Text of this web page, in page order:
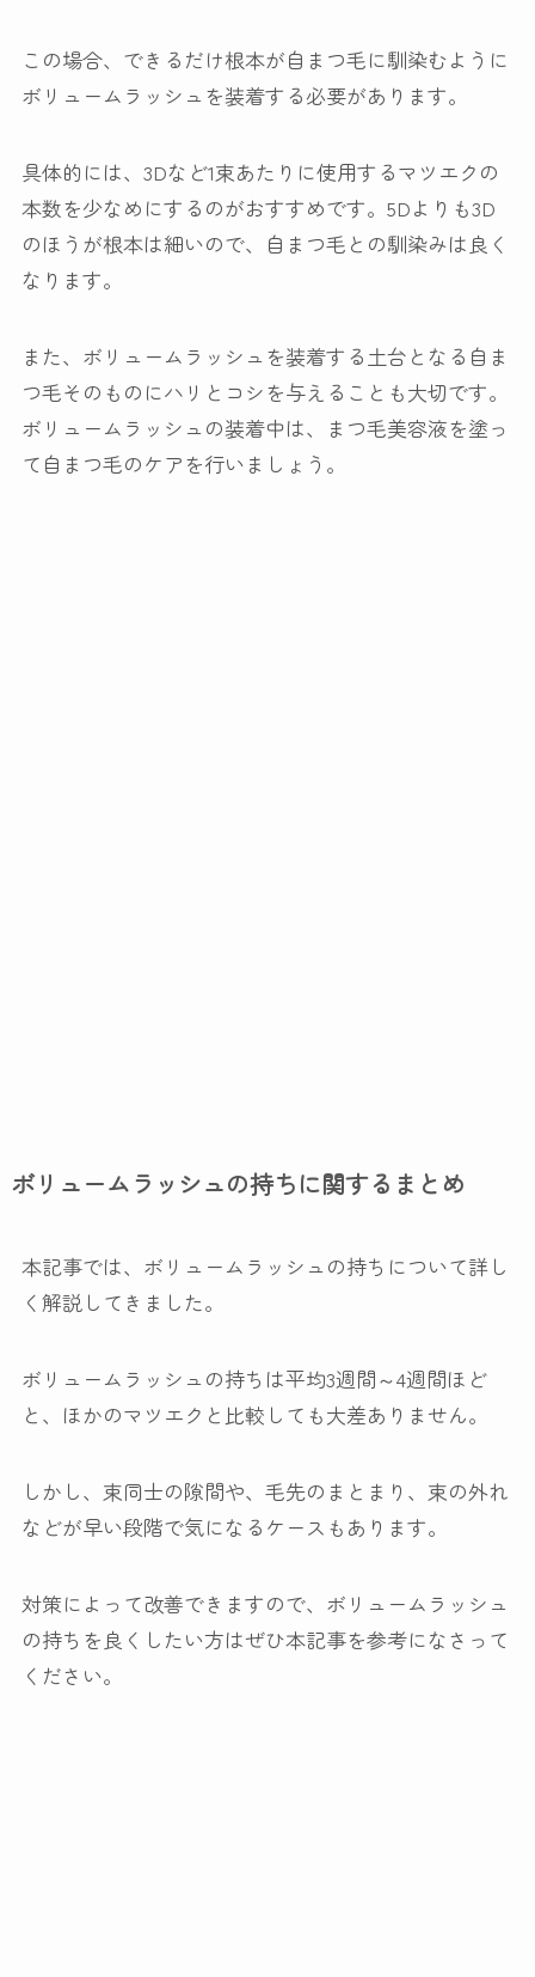
この場合、できるだけ根本が自まつ毛に馴染むように
ボリュームラッシュを装着する必要があります。
具体的には、3Dなど1束あたりに使用するマツエクの
本数を少なめにするのがおすすめです。5Dよりも3D
のほうが根本は細いので、自まつ毛との馴染みは良く
なります。
また、ボリュームラッシュを装着する土台となる自ま
つ毛そのものにハリとコシを与えることも大切です。
ボリュームラッシュの装着中は、まつ毛美容液を塗っ
て自まつ毛のケアを行いましょう。
ボリュームラッシュの持ちに関するまとめ
本記事では、ボリュームラッシュの持ちについて詳し
く解説してきました。
ボリュームラッシュの持ちは平均3週間～4週間ほど
と、ほかのマツエクと比較しても大差ありません。
しかし、束同士の隙間や、毛先のまとまり、束の外れ
などが早い段階で気になるケースもあります。
対策によって改善できますので、ボリュームラッシュ
の持ちを良くしたい方はぜひ本記事を参考になさって
ください。